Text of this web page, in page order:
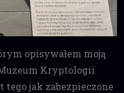
opisywałem moją
Kryptologii
tego jak zabezpieczone